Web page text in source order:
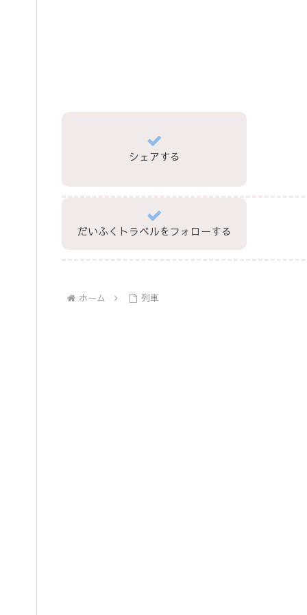
シェアする
だいふくトラベルをフォローする
ホーム 列車